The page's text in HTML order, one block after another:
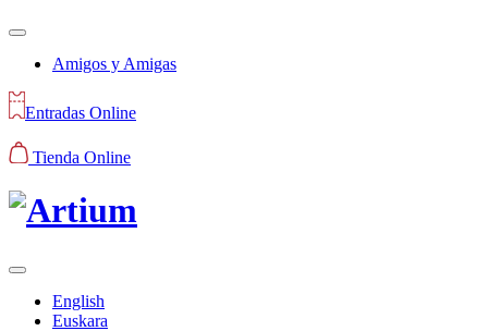
Amigos y Amigas
Entradas Online
Tienda Online
English
Euskara